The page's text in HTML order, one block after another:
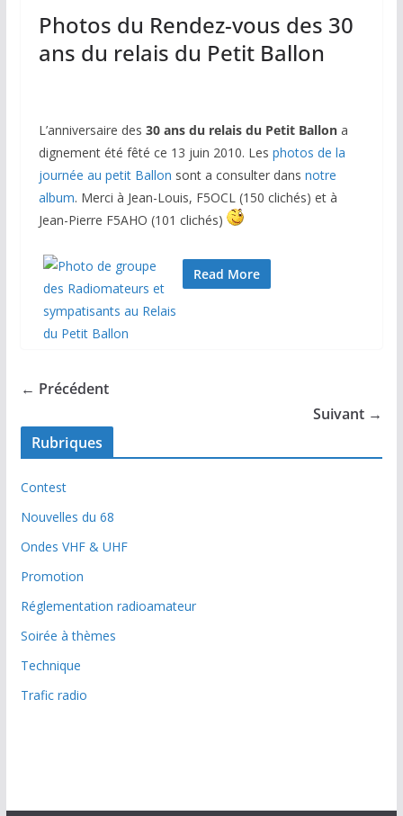
Photos du Rendez-vous des 30
ans du relais du Petit Ballon
L’anniversaire des 30 ans du relais du Petit Ballona
dignement été fêté ce 13 juin 2010. Les photos de la
journée au petit Ballon sont a consulter dans notre
album. Merci à Jean-Louis, F5OCL (150 clichés) et à
Jean-Pierre F5AHO (101 clichés)
Read More
← Précédent
Suivant →
Rubriques
Contest
Nouvelles du 68
Ondes VHF & UHF
Promotion
Réglementation radioamateur
Soirée à thèmes
Technique
Trafic radio